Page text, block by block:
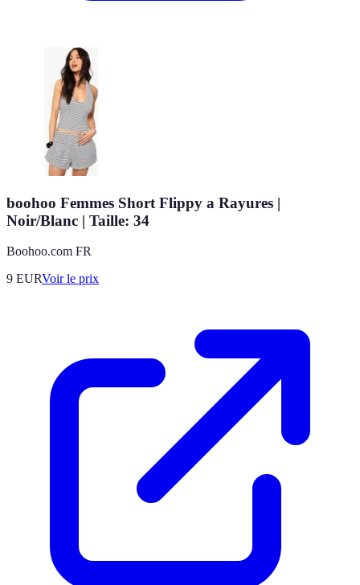
boohoo Femmes Short Flippy a Rayures |
Noir/Blanc | Taille: 34
Boohoo.com FR
9 EURVoir le prix